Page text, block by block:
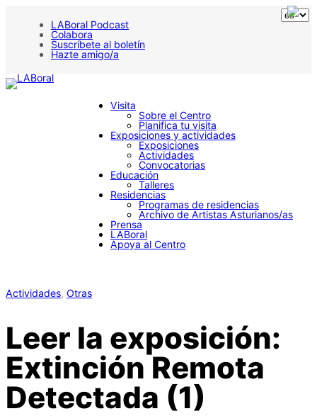
LABoral Podcast
Colabora
Suscríbete al boletín
Hazte amigo/a
Visita
Sobre el Centro
Planifica tu visita
Exposiciones y actividades
Exposiciones
Actividades
Convocatorias
Educación
Talleres
Residencias
Programas de residencias
Archivo de Artistas Asturianos/as
Prensa
LABoral
Apoya al Centro
Actividades, Otras
Leer la exposición:
Extinción Remota
Detectada (1)